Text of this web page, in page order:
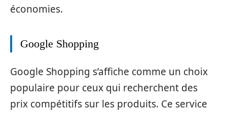
économies.
Google Shopping
Google Shopping s’affiche comme un choix
populaire pour ceux qui recherchent des
prix compétitifs sur les produits. Ce service